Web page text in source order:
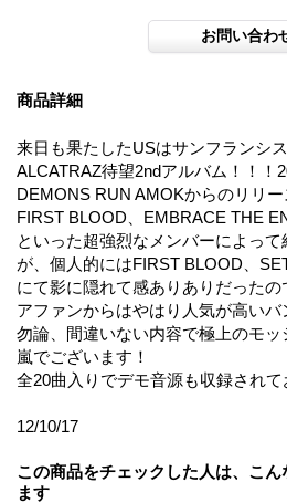
商品詳細
来日も果たしたUSはサンフランシ
ALCATRAZ待望2ndアルバム！！！
DEMONS RUN AMOKからのリリー
FIRST BLOOD、EMBRACE THE
といった超強烈なメンバーによっ
が、個人的にはFIRST BLOOD、
にて影に隠れて感ありありだった
アファンからはやはり人気が高いバ
勿論、間違いない内容で極上のモッ
嵐でございます！
全20曲入りでデモ音源も収録されて
12/10/17
この商品をチェックした人は、こ
ます